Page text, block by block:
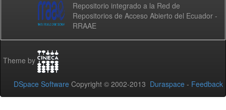
Repositorio integrado a la Red de
Repositorios de Acceso Abierto del Ecuador -
RRAAE
Theme by
DSpace Software Copyright © 2002-2013 Duraspace - Feedback